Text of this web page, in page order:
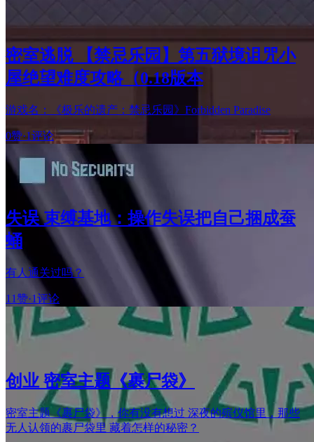
密室逃脱 【禁忌乐园】第五狱境诅咒小
屋绝望难度攻略（0.18版本
游戏名：《极乐的遗产：禁忌乐园》Forbidden Paradise
0赞·1评论
失误 束缚基地：操作失误把自己捆成蚕
蛹
有人通关过吗？
11赞·1评论
创业 密室主题《裹尸袋》
密室主题《裹尸袋》，你有没有想过 深夜的殡仪馆里，那些
无人认领的裹尸袋里 藏着怎样的秘密？